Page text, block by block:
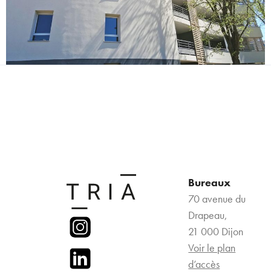
Bureaux
70 avenue du
Drapeau,
21 000 Dijon
Voir le plan
d’accès